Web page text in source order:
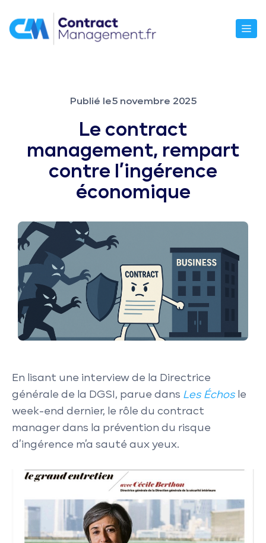
au
contenu
Publié le5 novembre 2025
Le contract
management, rempart
contre l’ingérence
économique
En lisant une interview de la Directrice
générale de la DGSI, parue dans Les Échos le
week-end dernier, le rôle du contract
manager dans la prévention du risque
d’ingérence m’a sauté aux yeux.